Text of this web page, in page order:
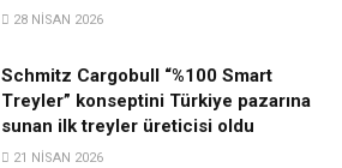
28 NISAN 2026
Schmitz Cargobull “%100 Smart
Treyler” konseptini Türkiye pazarına
sunan ilk treyler üreticisi oldu
21 NISAN 2026